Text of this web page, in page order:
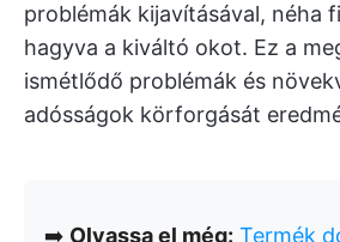
problémák kijavításával, néha
hagyva a kiváltó okot. Ez a
ismétlődő problémák és
adósságok körforgását
➡️ Olvassa el még: Termék